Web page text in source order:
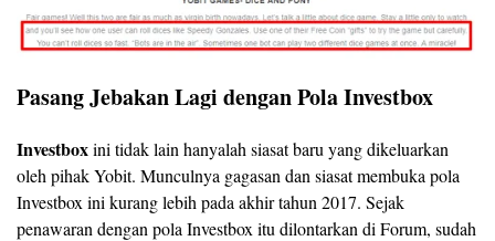
Pasang Jebakan Lagi dengan Pola Investbox
Investboxini tidak lain hanyalah siasat baru yang dikeluarkan
oleh pihak Yobit. Munculnya gagasan dan siasat membuka pola
Investbox ini kurang lebih pada akhir tahun 2017. Sejak
penawaran dengan pola Investbox itu dilontarkan di Forum, sudah